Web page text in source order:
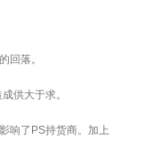
回落。
供大于求。
响了PS持货商。加上